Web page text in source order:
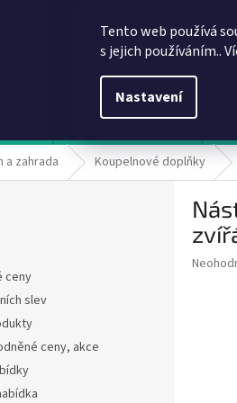
Tento web používá
s jejich používáním..
Nastavení
a zahrada Koupelnové doplňky
ceny
slev
ceny, akce